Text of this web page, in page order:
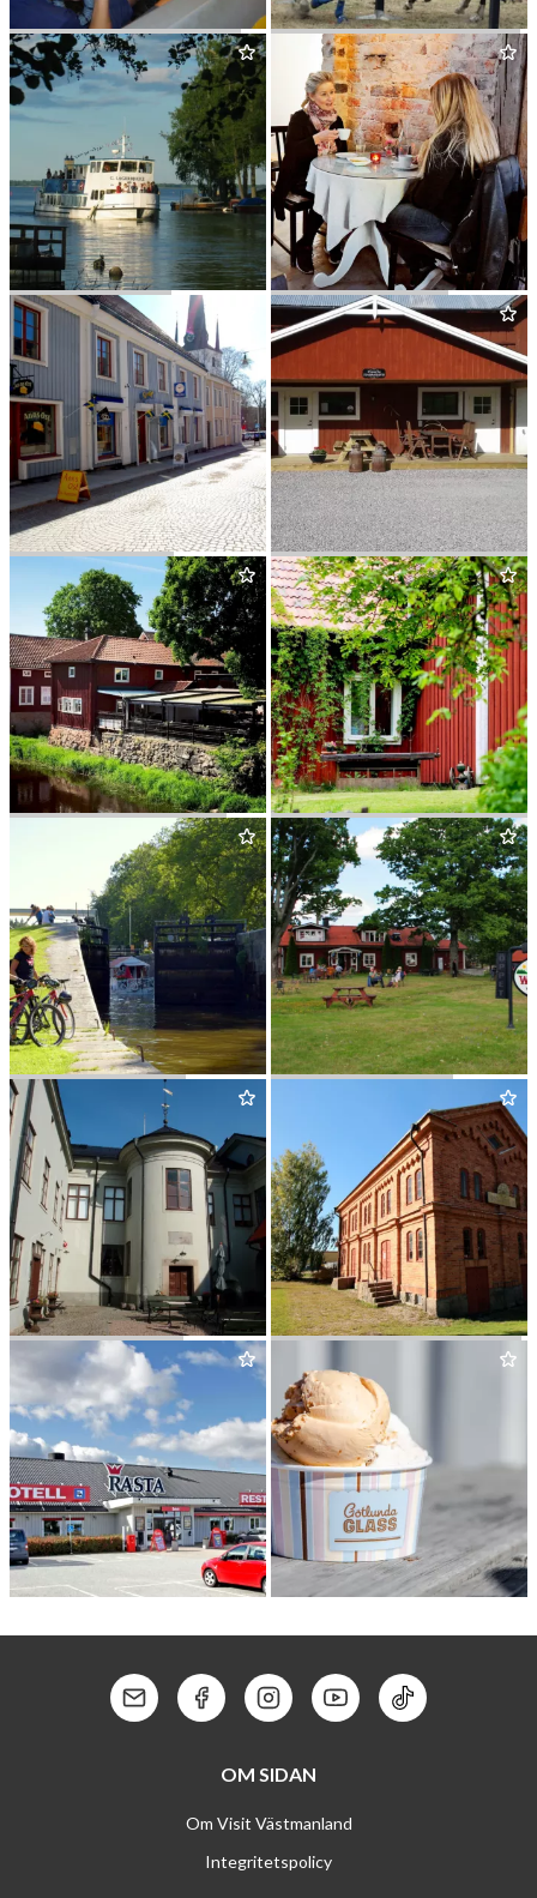
ARBO­GA ROBOTMUSEUM ARBO­GA MEDELTIDSDAGAR
ARBO­GA REDERI CAFÉ TVÅ SKATOR
ANNS OST EFTR.
TRAVAR­BO GÅRDS­BU­TIK
&VILT
RESTAU­RANG ÅGÅRDEN
GLASS­RESTAU­RANG GLASS
&BERSÅ
HJÄL­MARE DOCKA
ARBO­GA MUSEUM ARBO­GA BRYGGERIMUSEUM
Kontakt: MailKontakt: Facebook
Kontakt: Instagram
Kontakt: Youtube
Kontakt: Tik
OM SIDAN
Om Visit Västmanland
Integritetspolicy